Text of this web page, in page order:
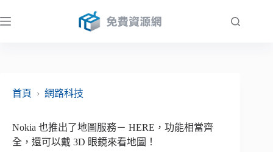
至
首頁
› 網路科技
Nokia 也推出了地圖服務－ HERE，功能相當齊
全，還可以戴 3D 眼鏡來看地圖！